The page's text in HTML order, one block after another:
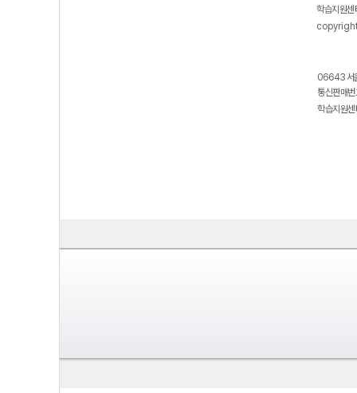
학습지원
06643 서
통신판매
학습지원